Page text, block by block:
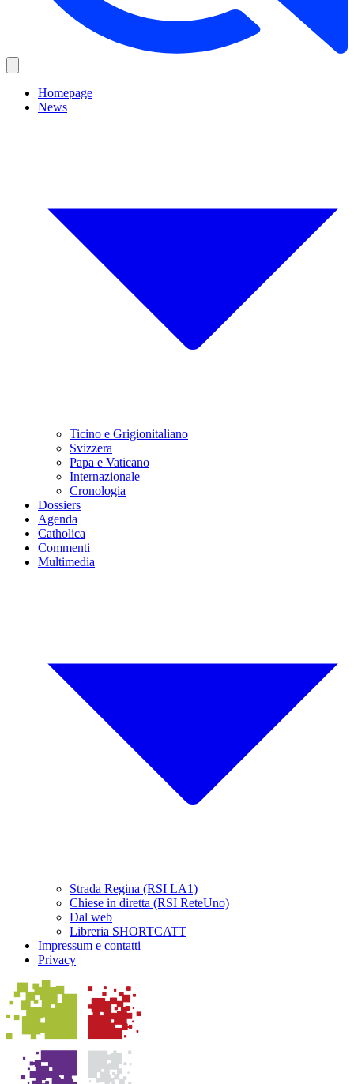
Homepage
News
Ticino e Grigionitaliano
Svizzera
Papa e Vaticano
Internazionale
Cronologia
Dossiers
Agenda
Catholica
Commenti
Multimedia
Strada Regina (RSI LA1)
Chiese in diretta (RSI ReteUno)
Dal web
Libreria SHORTCATT
Impressum e contatti
Privacy